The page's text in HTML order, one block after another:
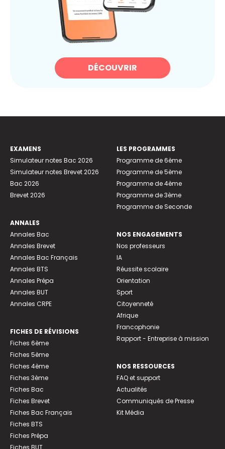
DÉCOUVRIR
EXAMENS
Simulateur notes Bac 2026
Simulateur notes Brevet 2026
Bac 2026
Brevet 2026
ANNALES
Annales Bac
Annales Brevet
Annales Bac Français
Annales BTS
Annales Prépa
Annales BUT
Annales CRPE
FICHES DE RÉVISIONS
Fiches 6ème
Fiches 5ème
Fiches 4ème
Fiches 3ème
Fiches Bac
Fiches Brevet
Fiches Bac Français
Fiches BTS
Fiches Prépa
Fiches BUT
LES PROGRAMMES
Programme de 6ème
Programme de 5ème
Programme de 4ème
Programme de 3ème
Programme de Seconde
NOS ENGAGEMENTS
Nos professeurs
IA
Réussite scolaire
Orientation
Sport
Citoyenneté
Afrique
Francophonie
Rapport - Entreprise à mission
NOS RESSOURCES
FAQ et support
Actualités
Communiqués de Presse
Kit Média